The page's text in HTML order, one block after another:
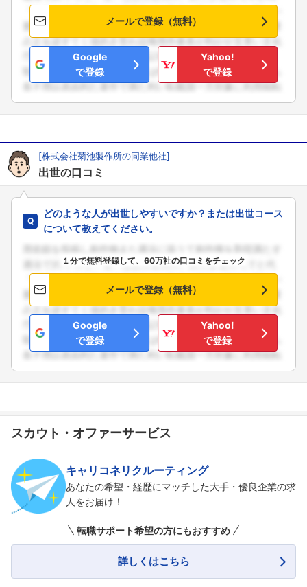
メールで登録（無料）
Google
で登録
Yahoo!
で登録
[株式会社菊池製作所の同業他社]
出世の口コミ
どのような人が出世しやすいですか？または出世コース
について教えてください。
１分で無料登録して、60万社の口コミをチェック
メールで登録（無料）
Google
で登録
Yahoo!
で登録
スカウト・オファーサービス
キャリコネリクルーティング
あなたの希望・経歴にマッチした大手・優良企業の求
人をお届け！
転職サポート希望の方にもおすすめ
詳しくはこちら